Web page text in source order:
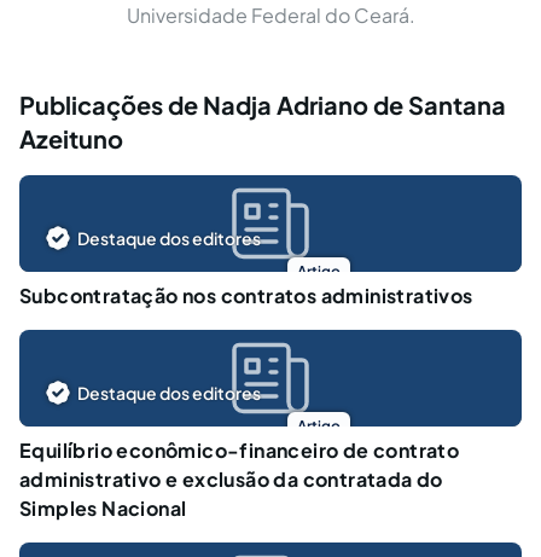
Universidade Federal do Ceará.
Publicações de Nadja Adriano de Santana
Azeituno
Artigo
Destaque dos editores
Subcontratação nos contratos administrativos
Artigo
Destaque dos editores
Equilíbrio econômico-financeiro de contrato
administrativo e exclusão da contratada do
Simples Nacional